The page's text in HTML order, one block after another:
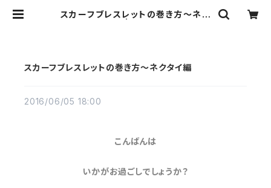
スカーフブレスレットの巻き方～ネク
スカーフブレスレットの巻き方～ネクタイ編
2016/06/05 18:00
こんばんは
いかがお過ごしでしょうか？